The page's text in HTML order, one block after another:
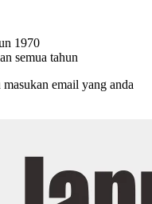
1970
semua tahun
email yang anda